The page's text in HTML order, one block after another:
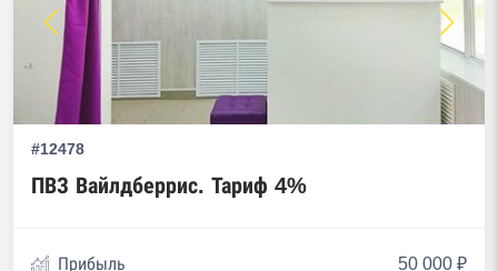
#12478
ПВЗ Вайлдберрис. Тариф 4%
Прибыль
50 000 ₽